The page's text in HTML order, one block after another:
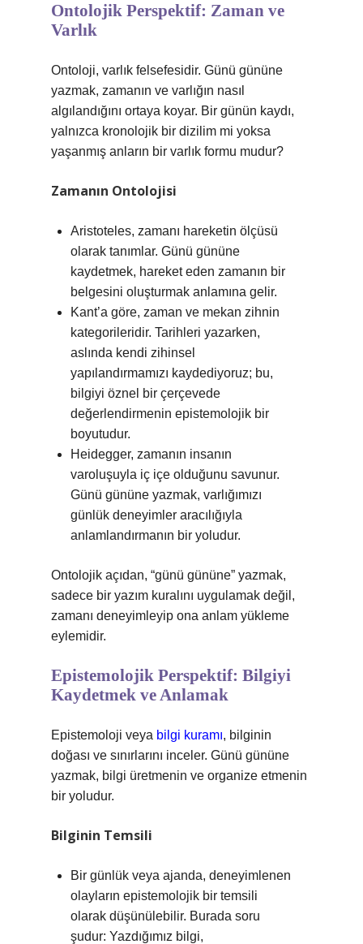
Ontolojik Perspektif: Zaman ve
Varlık
Ontoloji, varlık felsefesidir. Günü gününe
yazmak, zamanın ve varlığın nasıl
algılandığını ortaya koyar. Bir günün kaydı,
yalnızca kronolojik bir dizilim mi yoksa
yaşanmış anların bir varlık formu mudur?
Zamanın Ontolojisi
Aristoteles, zamanı hareketin ölçüsü
olarak tanımlar. Günü gününe
kaydetmek, hareket eden zamanın bir
belgesini oluşturmak anlamına gelir.
Kant’a göre, zaman ve mekan zihnin
kategorileridir. Tarihleri yazarken,
aslında kendi zihinsel
yapılandırmamızı kaydediyoruz; bu,
bilgiyi öznel bir çerçevede
değerlendirmenin epistemolojik bir
boyutudur.
Heidegger, zamanın insanın
varoluşuyla iç içe olduğunu savunur.
Günü gününe yazmak, varlığımızı
günlük deneyimler aracılığıyla
anlamlandırmanın bir yoludur.
Ontolojik açıdan, “günü gününe” yazmak,
sadece bir yazım kuralını uygulamak değil,
zamanı deneyimleyip ona anlam yükleme
eylemidir.
Epistemolojik Perspektif: Bilgiyi
Kaydetmek ve Anlamak
Epistemoloji veya bilgi kuramı, bilginin
doğası ve sınırlarını inceler. Günü gününe
yazmak, bilgi üretmenin ve organize etmenin
bir yoludur.
Bilginin Temsili
Bir günlük veya ajanda, deneyimlenen
olayların epistemolojik bir temsili
olarak düşünülebilir. Burada soru
şudur: Yazdığımız bilgi,